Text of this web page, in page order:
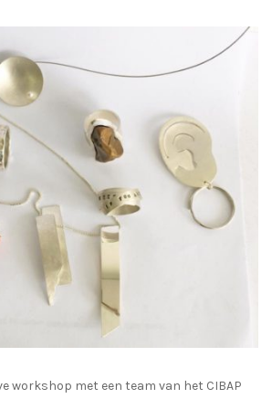
workshop met een team van het CIBAP